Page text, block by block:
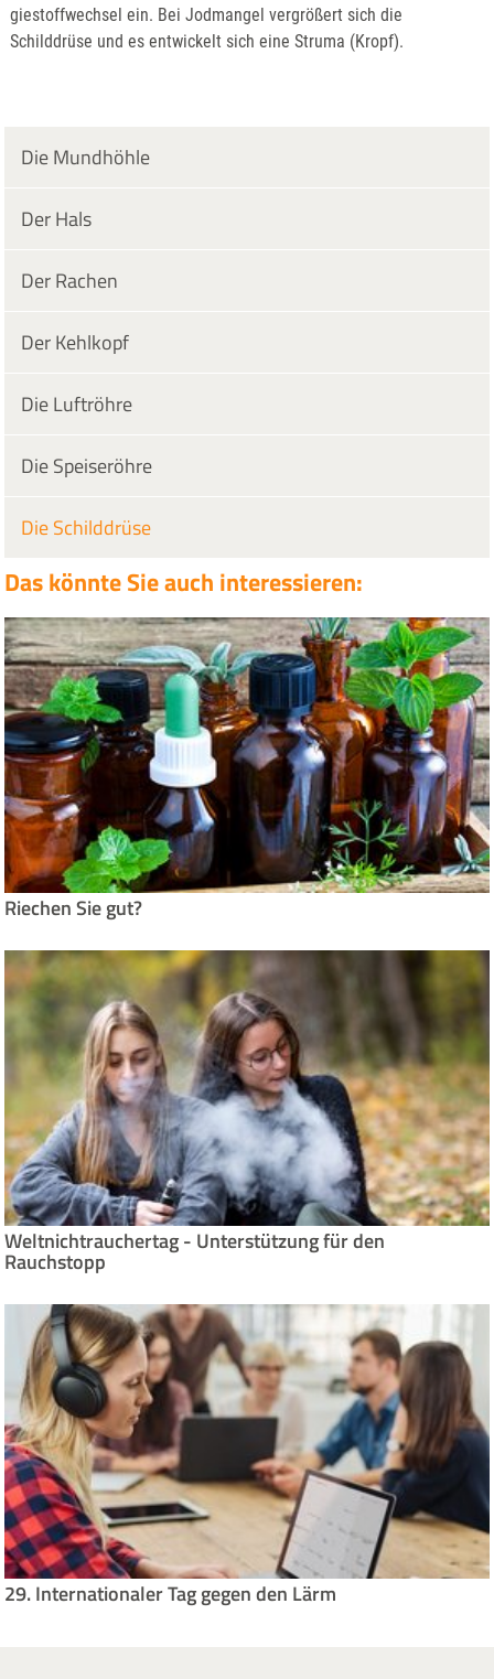
giestoffwechsel ein. Bei Jodmangel vergrößert sich die
Schilddrüse und es entwickelt sich eine Struma (Kropf).
Die Mundhöhle
Der Hals
Der Rachen
Der Kehlkopf
Die Luftröhre
Die Speiseröhre
Die Schilddrüse
Das könnte Sie auch interessieren:
Riechen Sie gut?
Weltnichtrauchertag - Unterstützung für den
Rauchstopp
29. Internationaler Tag gegen den Lärm